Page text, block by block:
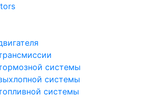
системы
системы
системы